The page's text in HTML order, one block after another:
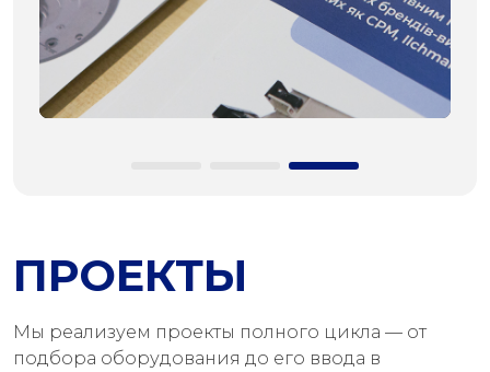
ПРОЕКТЫ
Мы реализуем проекты полного цикла — от
подбора оборудования до его ввода в